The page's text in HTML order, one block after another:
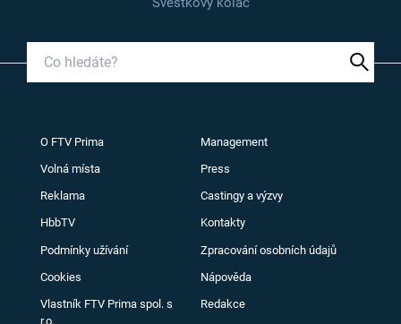
O FTV Prima Management
Volná místa Press
Reklama Castingy a výzvy
HbbTV Kontakty
Podmínky užívání Zpracování osobních údajů
Cookies Nápověda
Vlastník FTV Prima spol. s
r.o.
Redakce